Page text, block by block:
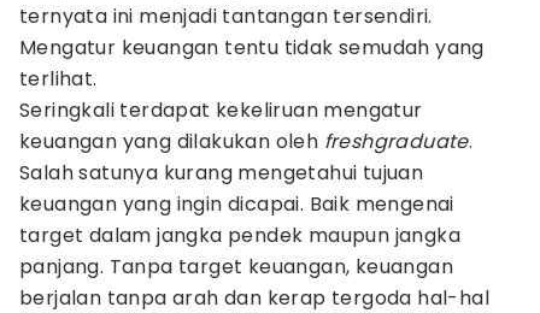
ternyata ini menjadi tantangan tersendiri.
Mengatur keuangan tentu tidak semudah yang
terlihat.
Seringkali terdapat kekeliruan mengatur
keuangan yang dilakukan oleh freshgraduate.
Salah satunya kurang mengetahui tujuan
keuangan yang ingin dicapai. Baik mengenai
target dalam jangka pendek maupun jangka
panjang. Tanpa target keuangan, keuangan
berjalan tanpa arah dan kerap tergoda hal-hal